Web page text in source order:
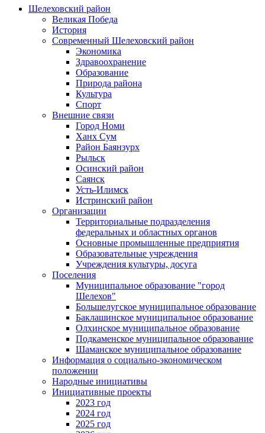
Шелеховский район
Великая Победа
История
Современный Шелеховский район
Экономика
Здравоохранение
Образование
Природа района
Культура
Спорт
Внешние связи
Город Номи
Ханх Сум
Район Баянзурх
Рыльск
Осинский район
Саянск
Усть-Илимск
Истринский район
Организации
Территориальные подразделения
федеральных и областных органов
Основные промышленные предприятия
Образовательные учреждения
Учреждения культуры, досуга
Поселения
Муниципальное образование "город
Шелехов"
Большелугское муниципальное образование
Баклашинское муниципальное образование
Олхинское муниципальное образование
Подкаменское муниципальное образование
Шаманское муниципальное образование
Информация о социально-экономическом
положении
Народные инициативы
Инициативные проекты
2023 год
2024 год
2025 год